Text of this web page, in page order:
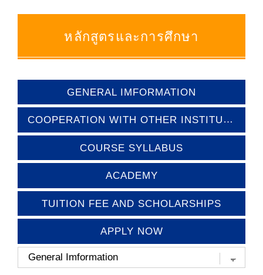
หลักสูตรและการศึกษา
GENERAL IMFORMATION
COOPERATION WITH OTHER INSTITUTIONS
COURSE SYLLABUS
ACADEMY
TUITION FEE AND SCHOLARSHIPS
APPLY NOW